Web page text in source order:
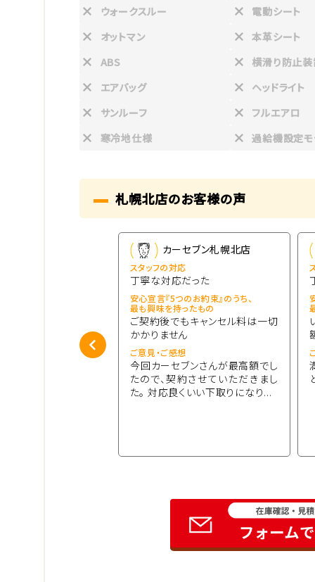
ウォークスルー
電動シート
オットマン
本革シート
ABS
横滑り防止
エアバッグ
ヘッドライト
サンルーフ
フルエアロ
寒冷地仕様
過給機設定
札幌北店のお客様の声
カーセブン札幌北店
スタッフの対応
丁寧な対応だった
安心宣言『5つのお約束』のうち、
最も興味を持ったもの
ご契約後でもキャンセル料は一切
かかりません
ご意見・ご感想
今回カーセブンさんが最高額でし
たので、契約させていただきまし
た。 対応良くいい下取りになり...